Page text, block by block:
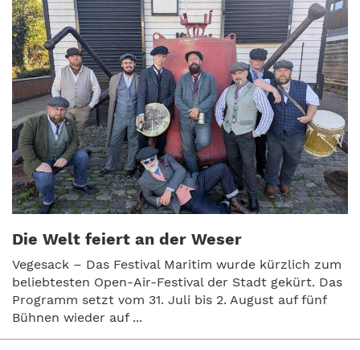
Die Welt feiert an der Weser
Vegesack – Das Festival Maritim wurde kürzlich zum
beliebtesten Open-Air-Festival der Stadt gekürt. Das
Programm setzt vom 31. Juli bis 2. August auf fünf
Bühnen wieder auf ...